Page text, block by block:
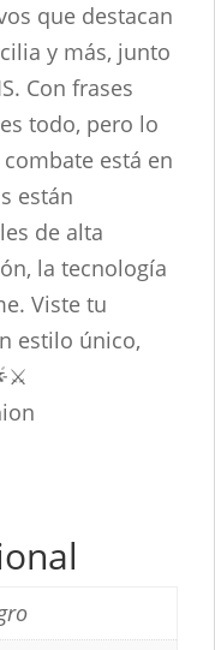
que destacan
y más, junto
Con frases
todo, pero lo
combate está en
están
de alta
la tecnología
Viste tu
estilo único,